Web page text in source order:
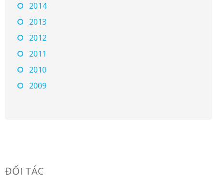
2014
2013
2012
2011
2010
2009
ĐỐI TÁC